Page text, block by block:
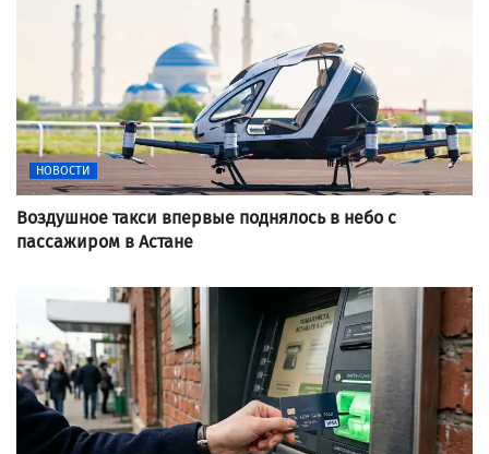
НОВОСТИ
Воздушное такси впервые поднялось в небо с
пассажиром в Астане